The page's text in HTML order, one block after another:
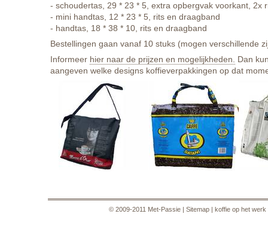
- schoudertas, 29 * 23 * 5, extra opbergvak voorkant, 2x
- mini handtas, 12 * 23 * 5, rits en draagband
- handtas, 18 * 38 * 10, rits en draagband
Bestellingen gaan vanaf 10 stuks (mogen verschillende
Informeer hier naar de prijzen en mogelijkheden.
Dan
aangeven welke designs koffieverpakkingen op dat
© 2009-2011 Met-Passie | Sitemap | koffie op het werk